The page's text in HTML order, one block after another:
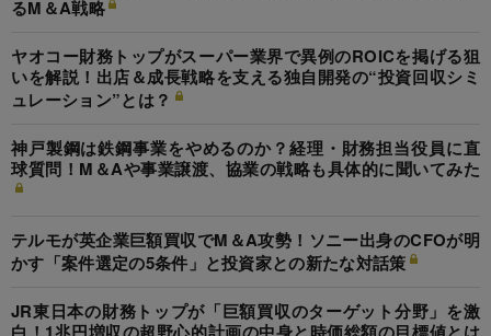
るM＆A戦略
ヤオコー財務トップがスーパー業界で異例のROICを掲げる狙
いを解説！出店＆成長戦略を支える独自開発の“投資回収シミ
ュレーション”とは？
神戸製鋼は鉄鋼事業をやめるのか？経理・財務担当役員に直
球質問！M＆Aや事業譲渡、協業の戦略も具体的に聞いてみた
テルモが英企業巨額買収でM＆A攻勢！ソニー出身のCFOが明
かす「案件選定の5条件」と投資家との新たな対話策
JR東日本の財務トップが「巨額買収のターゲット分野」を激